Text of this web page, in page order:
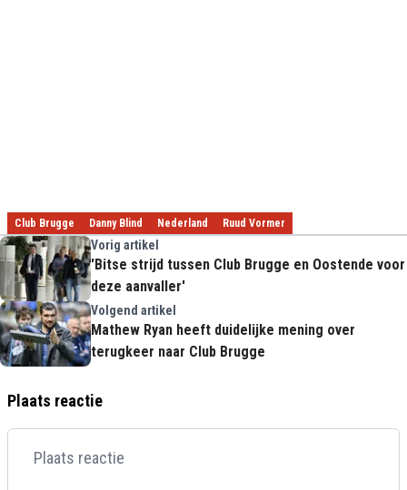
Club Brugge Danny Blind Nederland Ruud Vormer
Vorig artikel
'Bitse strijd tussen Club Brugge en Oostende voor
deze aanvaller'
Volgend artikel
Mathew Ryan heeft duidelijke mening over
terugkeer naar Club Brugge
Plaats reactie